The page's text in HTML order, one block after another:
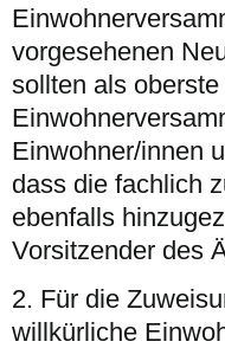
vorgesehenen
sollten als
Einwohner/innen
dass die fachlich
ebenfalls
Vorsitzender des
2. Für die
willkürliche